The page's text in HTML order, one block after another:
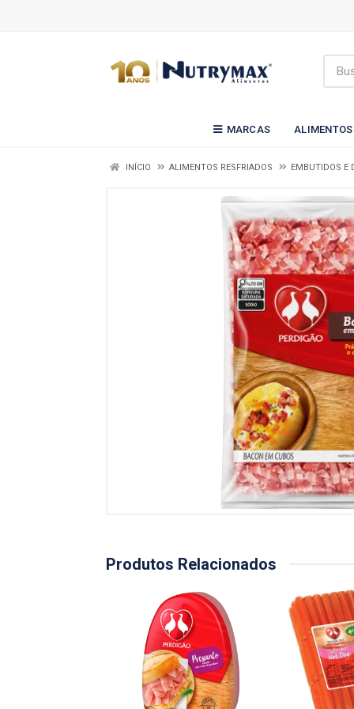
MARCAS
INÍCIO ALIMENTOS RESFRIADOS EMBUTIDOS E
Produtos Relacionados